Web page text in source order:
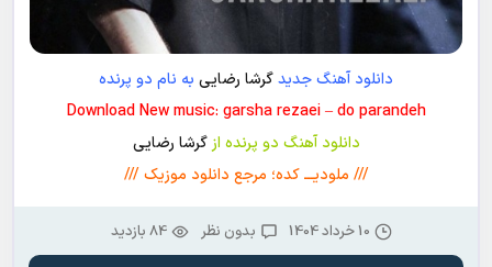
دانلود آهنگ جدیدگرشا رضایی به نام دو پرنده
Download New music: garsha rezaei – do parandeh
دانلود آهنگ دو پرنده ازگرشا رضایی
/// ملودیـــ کده؛ مرجع دانلود موزیک ///
10 خرداد 1404 بدون نظر 84 بازدید